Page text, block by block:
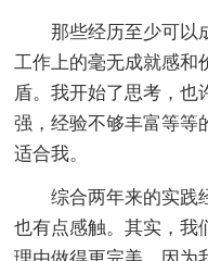
那些经历至少可以成
工作上的毫无成就感和
盾。我开始了思考，也
强，经验不够丰富等等
适合我。
综合两年来的实践
也有点感触。其实，我